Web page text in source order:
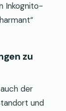
Inkognito-
zu
der
und